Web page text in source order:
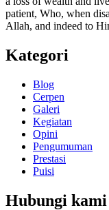
patient, Who, when
Allah, and indeed to
Kategori
Blog
Cerpen
Galeri
Kegiatan
Opini
Pengumuman
Prestasi
Puisi
Hubungi kami